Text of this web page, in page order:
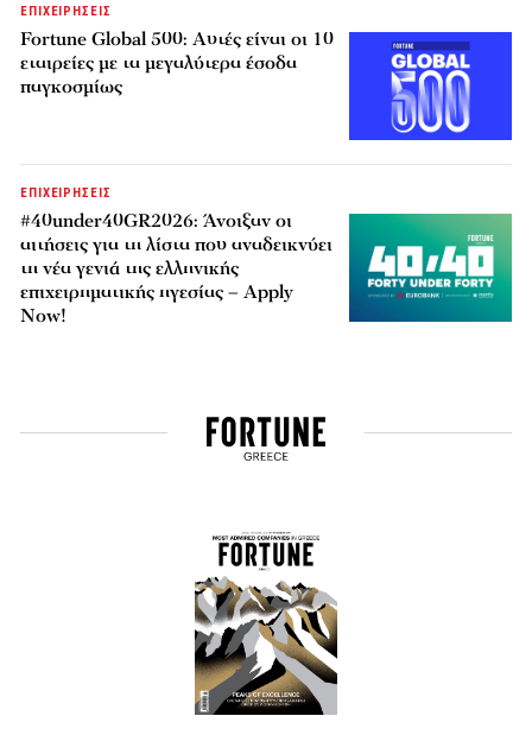
ΕΠΙΧΕΙΡΗΣΕΙΣ
Fortune Global 500: Αυτές είναι οι 10
εταιρείες με τα μεγαλύτερα έσοδα
παγκοσμίως
ΕΠΙΧΕΙΡΗΣΕΙΣ
#40under40GR2026: Άνοιξαν οι
αιτήσεις για τη λίστα που αναδεικνύει
τη νέα γενιά της ελληνικής
επιχειρηματικής ηγεσίας – Apply
Now!